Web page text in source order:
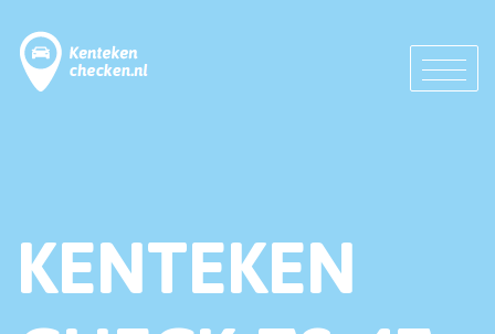
KENTEKEN